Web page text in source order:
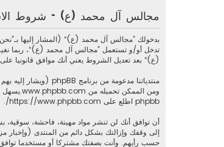
مجالس آل محمد (ع) - شروط
تدخل أو/و تستعمل ”مجالس آل محمد (ع)“، ربما
(ع)“ بعد تعديل الشروط يعني أنك موافق قانونيا على
منتدياتنا مدعومة من برنامج phpBB (ويشار إليه بهم أو ”برنامج phpBB“ أو “www.phpbb.com” أو ”phpBB Limited“ أو ”phpBB Teams“) وهو برنامج منتديات مرخص تحت “
ومن الممكن تحميله من www.phpbb.com
phpbb اطلع على
https://www.phpbb.com/
.
أن توافق أنك لن تنشر مواد مهينة، فاحشة،
إلى وقفك وإزالتك بشكل دائم من المنتدى (وإخبار